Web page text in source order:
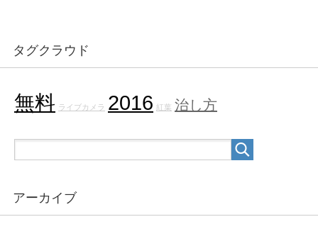
タグクラウド
無料 ライブカメラ 2016 紅葉 治し方
アーカイブ